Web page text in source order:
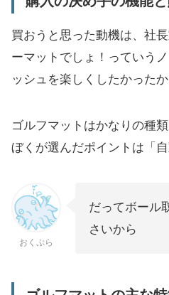
買おうと思った動機は、社
ーマットでしょ！っていう
ッシュを楽しくしたかったか
ゴルフマットはかなりの種
ぼくが選んだポイントは「自
おくぷら
だってボール
さいから